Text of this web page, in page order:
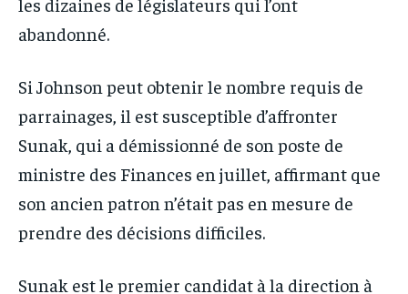
abandonné.
Si Johnson peut obtenir le nombre requis de
parrainages, il est susceptible d’affronter
Sunak, qui a démissionné de son poste de
ministre des Finances en juillet, affirmant que
son ancien patron n’était pas en mesure de
prendre des décisions difficiles.
Sunak est le premier candidat à la direction à